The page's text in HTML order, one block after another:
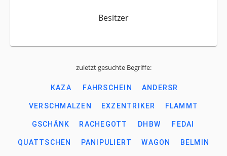
Besitzer
zuletzt gesuchte Begriffe:
KAZA FAHRSCHEIN ANDERSR
VERSCHMALZEN EXZENTRIKER FLAMMT
GSCHÄNK RACHEGOTT DHBW FEDAI
QUATTSCHEN PANIPULIERT WAGON BELMIN